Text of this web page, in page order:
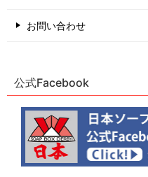
お問い合わせ
公式Facebook